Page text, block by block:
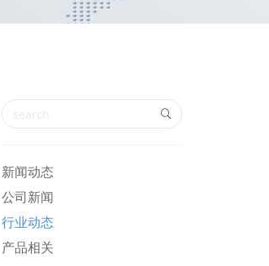
新闻动态
公司新闻
行业动态
产品相关